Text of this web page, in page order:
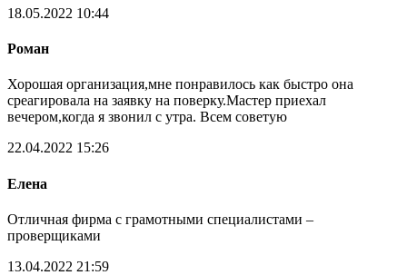
18.05.2022 10:44
Роман
Хорошая организация,мне понравилось как быстро она
среагировала на заявку на поверку.Мастер приехал
вечером,когда я звонил с утра. Всем советую
22.04.2022 15:26
Елена
Отличная фирма с грамотными специалистами –
проверщиками
13.04.2022 21:59